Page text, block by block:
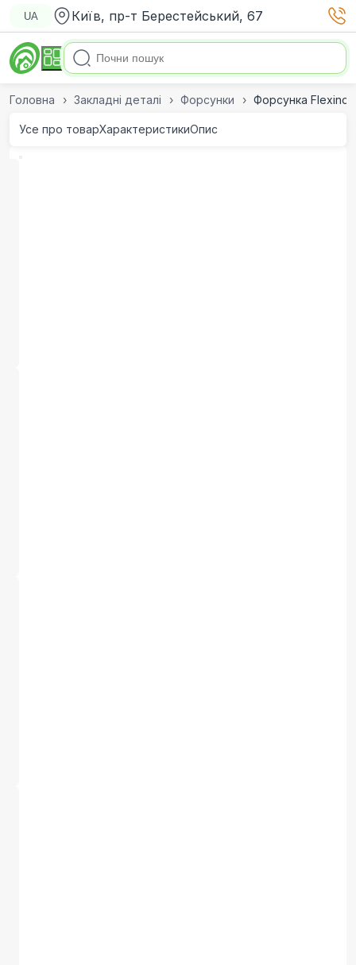
UA Київ, пр-т Берестейський, 67
Головна Закладні деталі Форсунки Форсунка
Усе про товарХарактеристикиОпис